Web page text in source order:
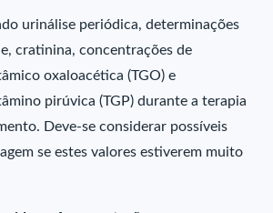
urinálise periódica, determinações
cratinina, concentrações de
oxaloacética (TGO) e
pirúvica (TGP) durante a terapia
Deve-se considerar possíveis
se estes valores estiverem muito